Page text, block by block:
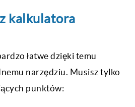
kalkulatora
łatwe dzięki temu
narzędziu. Musisz tylko
punktów: